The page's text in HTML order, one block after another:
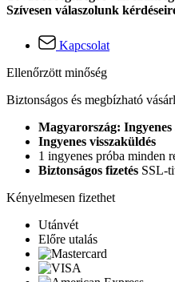
Szívesen válaszolunk
Kapcsolat
Ellenőrzött minőség
Biztonságos és megbízható
Magyarország:
Ingyenes visszaküldés
1 ingyenes próba minden
Biztonságos fizetés SSL-
Kényelmesen fizethet
Utánvét
Előre utalás